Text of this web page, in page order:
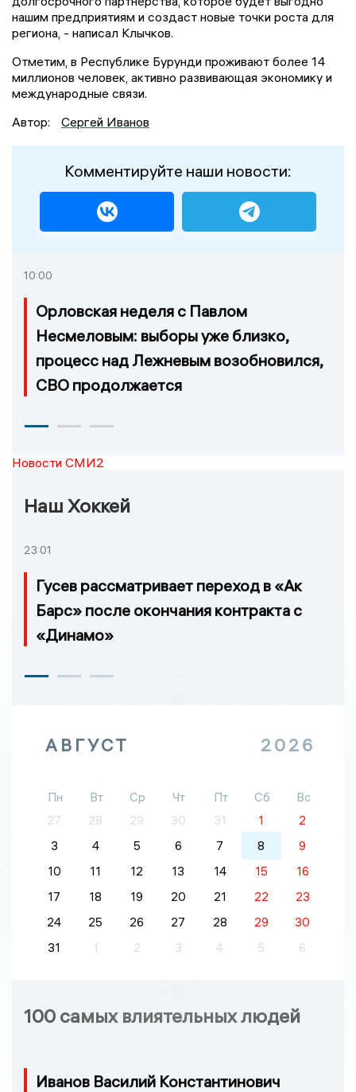
нашим предприятиям и создаст новые точки роста для
региона, - написал Клычков.
Отметим, в Республике Бурунди проживают более 14
миллионов человек, активно развивающая экономику и
международные связи.
Автор:
Сергей Иванов
Комментируйте наши новости:
10:00
Орловская неделя с Павлом
Несмеловым: выборы уже близко,
процесс над Лежневым возобновился,
СВО продолжается
Новости СМИ2
Наш Хоккей
23:01
Гусев рассматривает переход в «Ак
Барс» после окончания контракта с
«Динамо»
АВГУСТ 2026
Пн Вт Ср Чт Пт Сб
Вс
27
28 29 30 31 1
2
3
4 5 6 7 8
9
10
11 12 13 14 15
16
17
18 19 20 21 22
23
24
25 26 27 28 29
30
31
1 2 3 4 5 6
100 самых влиятельных людей
Иванов Василий Константинович